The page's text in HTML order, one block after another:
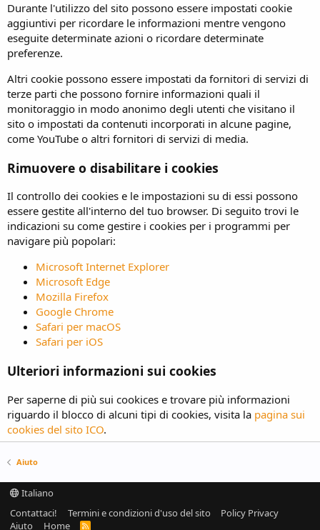
Durante l'utilizzo del sito possono essere impostati cookie
aggiuntivi per ricordare le informazioni mentre vengono
eseguite determinate azioni o ricordare determinate
preferenze.
Altri cookie possono essere impostati da fornitori di servizi di
terze parti che possono fornire informazioni quali il
monitoraggio in modo anonimo degli utenti che visitano il
sito o impostati da contenuti incorporati in alcune pagine,
come YouTube o altri fornitori di servizi di media.
Rimuovere o disabilitare i cookies
Il controllo dei cookies e le impostazioni su di essi possono
essere gestite all'interno del tuo browser. Di seguito trovi le
indicazioni su come gestire i cookies per i programmi per
navigare più popolari:
Microsoft Internet Explorer
Microsoft Edge
Mozilla Firefox
Google Chrome
Safari per macOS
Safari per iOS
Ulteriori informazioni sui cookies
Per saperne di più sui cookices e trovare più informazioni
riguardo il blocco di alcuni tipi di cookies, visita la pagina sui
cookies del sito ICO.
Aiuto
Italiano
Contattaci!
Termini e condizioni d'uso del sito
Policy Privacy
Aiuto
Home R